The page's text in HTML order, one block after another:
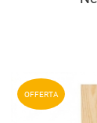
OFFERTA